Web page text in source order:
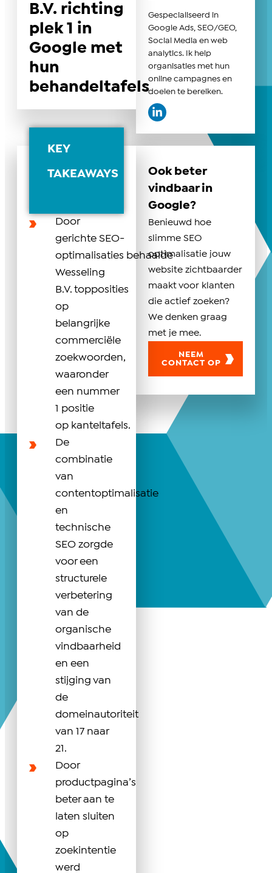
Gespecialiseerd in
Google Ads, SEO/GEO,
Social Media en web
analytics. Ik help
organisaties met hun
online campagnes en
doelen te bereiken.
Ook beter
vindbaar in
Google?
Benieuwd hoe
slimme SEO
optimalisatie jouw
website zichtbaarder
maakt voor klanten
die actief zoeken?
We denken graag
met je mee.
NEEM
CONTACT OP
B.V. richting
plek 1 in
Google met
hun
behandeltafels
KEY
TAKEAWAYS
Door
gerichte SEO-
optimalisaties behaalde
Wesseling
B.V. topposities
op
belangrijke
commerciële
zoekwoorden,
waaronder
een nummer
1 positie
op kanteltafels.
De
combinatie
van
contentoptimalisatie
en
technische
SEO zorgde
voor een
structurele
verbetering
van de
organische
vindbaarheid
en een
stijging van
de
domeinautoriteit
van 17 naar
21.
Door
productpagina’s
beter aan te
laten sluiten
op
zoekintentie
werd